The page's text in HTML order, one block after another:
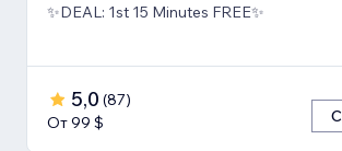
✨DEAL: 1st 15 Minutes FREE✨
5,0 (87)
От 99 $